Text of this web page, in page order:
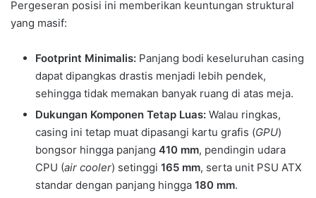
Pergeseran posisi ini memberikan keuntungan struktural
yang masif:
Footprint Minimalis: Panjang bodi keseluruhan casing
dapat dipangkas drastis menjadi lebih pendek,
sehingga tidak memakan banyak ruang di atas meja.
Dukungan Komponen Tetap Luas: Walau ringkas,
casing ini tetap muat dipasangi kartu grafis (GPU)
bongsor hingga panjang 410 mm, pendingin udara
CPU (air cooler) setinggi 165 mm, serta unit PSU ATX
standar dengan panjang hingga 180 mm.